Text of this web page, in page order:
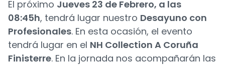
El próximo Jueves 23 de Febrero, a las
08:45h, tendrá lugar nuestro Desayuno con
Profesionales. En esta ocasión, el evento
tendrá lugar en el NH Collection A Coruña
Finisterre. En la jornada nos acompañarán las